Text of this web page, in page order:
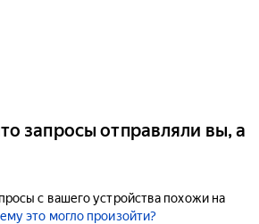
запросы отправляли вы, а
с вашего устройства похожи на
это могло произойти?